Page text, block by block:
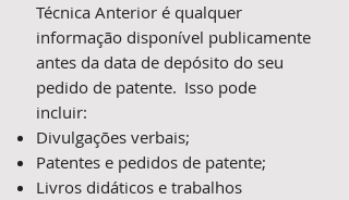
Técnica Anterior é qualquer
informação disponível publicamente
antes da data de depósito do seu
pedido de patente. Isso pode
incluir:
Divulgações verbais;
Patentes e pedidos de patente;
Livros didáticos e trabalhos